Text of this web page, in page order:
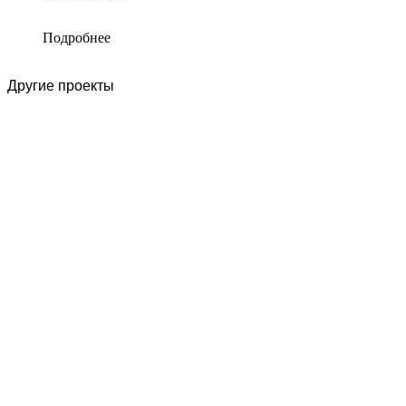
Подробнее
Другие проекты